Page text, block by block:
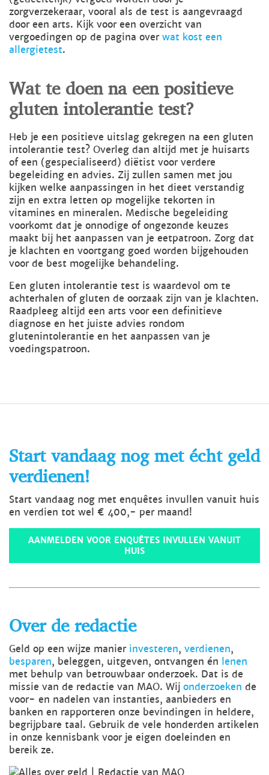
zorgverzekeraar, vooral als de test is aangevraagd
door een arts. Kijk voor een overzicht van
vergoedingen op de pagina overwat kost een
allergietest.
Wat te doen na een positieve
gluten intolerantie test?
Heb je een positieve uitslag gekregen na een gluten
intolerantie test? Overleg dan altijd met je huisarts
of een (gespecialiseerd) diëtist voor verdere
begeleiding en advies. Zij zullen samen met jou
kijken welke aanpassingen in het dieet verstandig
zijn en extra letten op mogelijke tekorten in
vitamines en mineralen. Medische begeleiding
voorkomt dat je onnodige of ongezonde keuzes
maakt bij het aanpassen van je eetpatroon. Zorg dat
je klachten en voortgang goed worden bijgehouden
voor de best mogelijke behandeling.
Een gluten intolerantie test is waardevol om te
achterhalen of gluten de oorzaak zijn van je klachten.
Raadpleeg altijd een arts voor een definitieve
diagnose en het juiste advies rondom
glutenintolerantie en het aanpassen van je
voedingspatroon.
Start vandaag nog met écht geld
verdienen!
Start vandaag nog met enquêtes invullen vanuit huis
en verdien tot wel € 400,- per maand!
AANMELDEN VOOR ENQUÊTES INVULLEN VANUIT
HUIS
Over de redactie
Geld op een wijze manier investeren, verdienen,
besparen, beleggen, uitgeven, ontvangen én lenen
met behulp van betrouwbaar onderzoek. Dat is de
missie van de redactie van MAO. Wij onderzoeken de
voor- en nadelen van instanties, aanbieders en
banken en rapporteren onze bevindingen in heldere,
begrijpbare taal. Gebruik de vele honderden artikelen
in onze kennisbank voor je eigen doeleinden en
bereik ze.